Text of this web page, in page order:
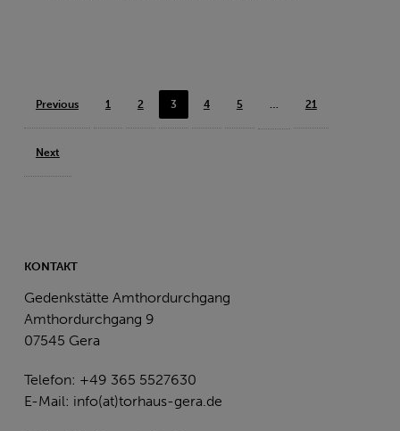
Previous 1 2 3 4 5 … 21
Next
KONTAKT
Gedenkstätte Amthordurchgang
Amthordurchgang 9
07545 Gera
Telefon: +49 365 5527630
E-Mail: info(at)torhaus-gera.de